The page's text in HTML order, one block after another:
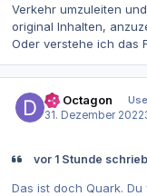
Verkehr umzuleiten
original Inhalten,
Oder verstehe ich das
Dr. Octagon
31. Dezember 2022
vor 1 Stunde
Das ist doch Quark.